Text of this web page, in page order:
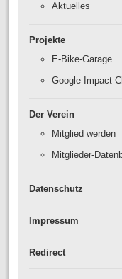
Aktuelles
Projekte
E-Bike-Garage
Google Impact
Der Verein
Mitglied werden
Mitglieder-
Datenschutz
Impressum
Redirect